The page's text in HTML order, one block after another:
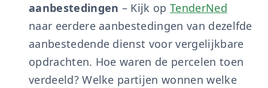
aanbestedingen – Kijk opTenderNed
naar eerdere aanbestedingen van dezelfde
aanbestedende dienst voor vergelijkbare
opdrachten. Hoe waren de percelen toen
verdeeld? Welke partijen wonnen welke